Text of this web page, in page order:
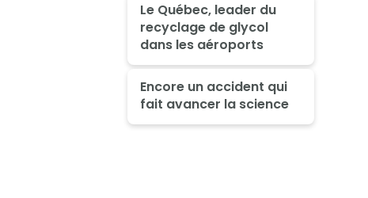
Le Québec, leader du
recyclage de glycol
dans les aéroports
Encore un accident qui
fait avancer la science